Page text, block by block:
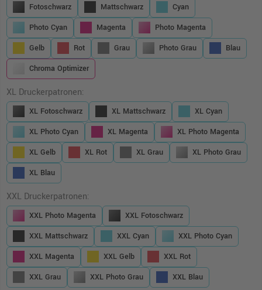
Fotoschwarz Mattschwarz
Cyan
Photo Cyan
Magenta
Photo Magenta
Gelb
Rot Grau Photo Grau
Blau
Chroma Optimizer
XL Druckerpatronen:
XL Fotoschwarz XL Mattschwarz
XL Cyan
XL Photo Cyan
XL Magenta
XL Photo Magenta
XL Gelb
XL Rot XL Grau
XL Photo Grau
XL Blau
XXL Druckerpatronen:
XXL Photo Magenta
XXL Fotoschwarz
XXL Mattschwarz
XXL Cyan
XXL Photo Cyan
XXL Magenta
XXL Gelb
XXL Rot
XXL Grau
XXL Photo Grau XXL Blau